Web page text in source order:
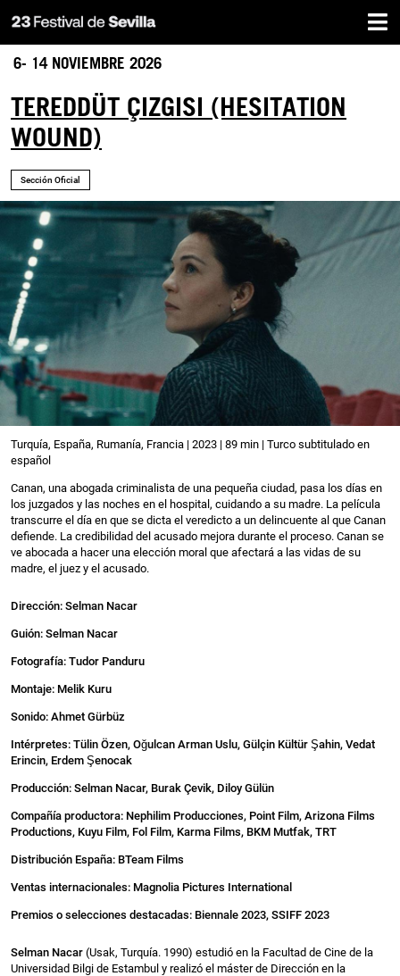
Skip
to
main
6- 14 NOVIEMBRE 2026
Sección Oficial
TEREDDÜT ÇIZGISI (HESITATION
WOUND)
Turquía, España, Rumanía, Francia | 2023 | 89 min | Turco subtitulado en
español
Canan, una abogada criminalista de una pequeña ciudad, pasa los días en
los juzgados y las noches en el hospital, cuidando a su madre. La película
transcurre el día en que se dicta el veredicto a un delincuente al que Canan
defiende. La credibilidad del acusado mejora durante el proceso. Canan se
ve abocada a hacer una elección moral que afectará a las vidas de su
madre, el juez y el acusado.
Dirección: Selman Nacar
Guión: Selman Nacar
Fotografía: Tudor Panduru
Montaje: Melik Kuru
Sonido: Ahmet Gürbüz
Intérpretes: Tülin Özen, Oğulcan Arman Uslu, Gülçin Kültür Şahin, Vedat
Erincin, Erdem Şenocak
Producción: Selman Nacar, Burak Çevik, Diloy Gülün
Compañía productora: Nephilim Producciones, Point Film, Arizona Films
Productions, Kuyu Film, Fol Film, Karma Films, BKM Mutfak, TRT
Distribución España: BTeam Films
Ventas internacionales: Magnolia Pictures International
Premios o selecciones destacadas: Biennale 2023, SSIFF 2023
Selman Nacar (Usak, Turquía. 1990) estudió en la Facultad de Cine de la
Universidad Bilgi de Estambul y realizó el máster de Dirección en la